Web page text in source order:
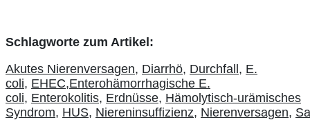
Schlagworte zum Artikel:
Akutes Nierenversagen, Diarrhö, Durchfall, E.
coli, EHEC,Enterohämorrhagische E.
coli, Enterokolitis, Erdnüsse, Hämolytisch-urämisches
Syndrom, HUS, Niereninsuffizienz, Nierenversagen,